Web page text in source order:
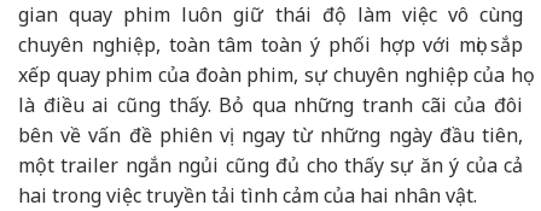
gian quay phim luôn giữ thái độ làm việc vô cùng
chuyên nghiệp, toàn tâm toàn ý phối hợp với mọi sắp
xếp quay phim của đoàn phim, sự chuyên nghiệp của họ
là điều ai cũng thấy. Bỏ qua những tranh cãi của đôi
bên về vấn đề phiên vị ngay từ những ngày đầu tiên,
một trailer ngắn ngủi cũng đủ cho thấy sự ăn ý của cả
hai trong việc truyền tải tình cảm của hai nhân vật.